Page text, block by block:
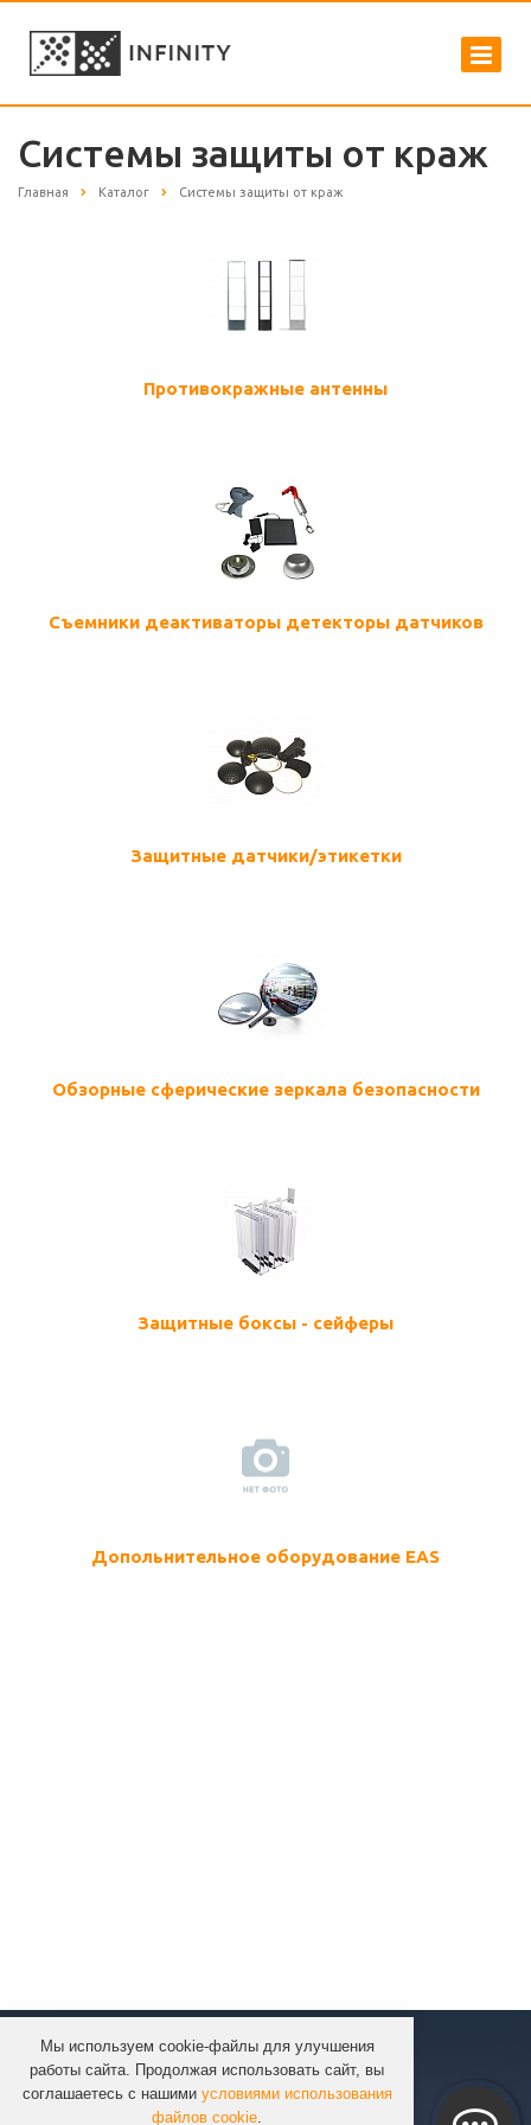
Мы используем cookie-файлы для улучшения
работы сайта. Продолжая использовать сайт, вы
соглашаетесь с нашими условиями использования
файлов cookie.
Системы защиты от краж
Главная Каталог Системы защиты от краж
Противокражные антенны
Съемники деактиваторы детекторы датчиков
Защитные датчики/этикетки
Обзорные сферические зеркала безопасности
Защитные боксы - сейферы
Допольнительное оборудование EAS
КОМПАНИЯ
КАТАЛОГ
УСЛУГИ